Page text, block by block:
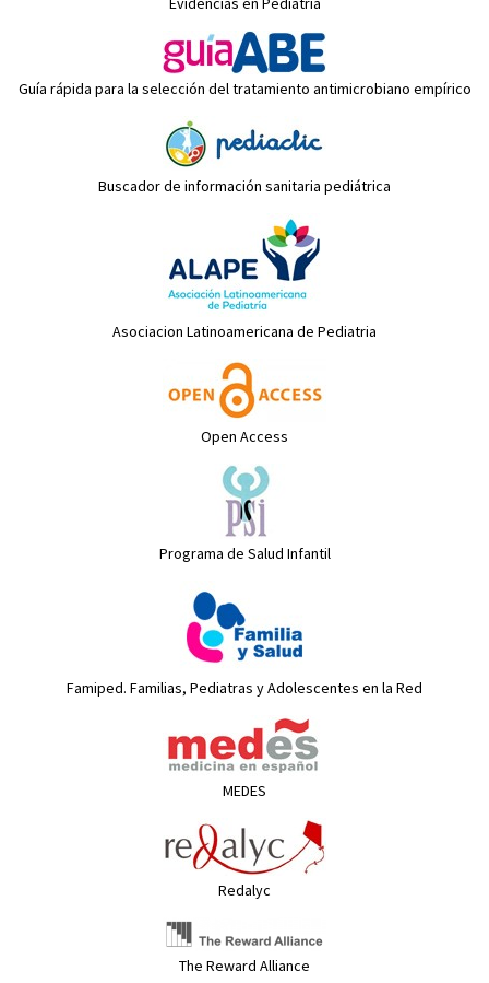
Guía rápida para la selección del tratamiento antimicrobiano empírico
Buscador de información sanitaria pediátrica
Asociacion Latinoamericana de Pediatria
Open Access
Programa de Salud Infantil
Famiped. Familias, Pediatras y Adolescentes en la Red
MEDES
Redalyc
The Reward Alliance